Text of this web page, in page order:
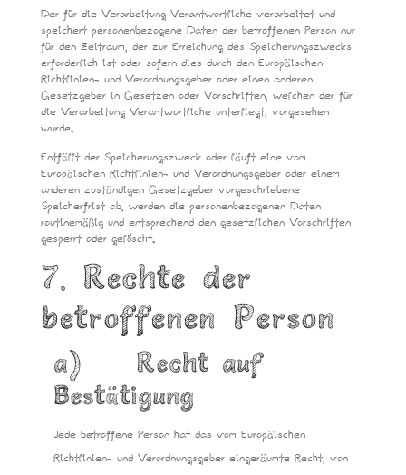
Der für die Verarbeitung Verantwortliche verarbeitet und
speichert personenbezogene Daten der betroffenen Person nur
für den Zeitraum, der zur Erreichung des Speicherungszwecks
erforderlich ist oder sofern dies durch den Europäischen
Richtlinien- und Verordnungsgeber oder einen anderen
Gesetzgeber in Gesetzen oder Vorschriften, welchen der für
die Verarbeitung Verantwortliche unterliegt, vorgesehen
wurde.
Entfällt der Speicherungszweck oder läuft eine vom
Europäischen Richtlinien- und Verordnungsgeber oder einem
anderen zuständigen Gesetzgeber vorgeschriebene
Speicherfrist ab, werden die personenbezogenen Daten
routinemäßig und entsprechend den gesetzlichen Vorschriften
gesperrt oder gelöscht.
7. Rechte der
betroffenen Person
a) Recht auf
Bestätigung
Jede betroffene Person hat das vom Europäischen
Richtlinien- und Verordnungsgeber eingeräumte Recht, von